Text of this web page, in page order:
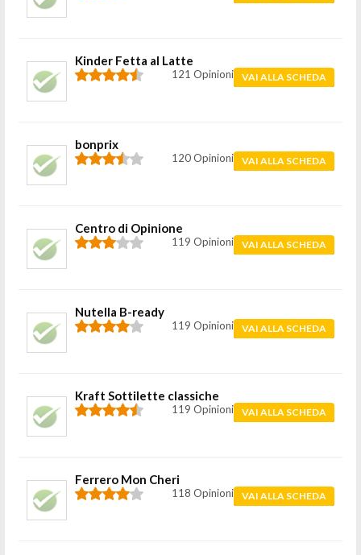
Kinder Fetta al Latte
121 Opinioni VAI ALLA SCHEDA
bonprix
120 Opinioni VAI ALLA SCHEDA
Centro di Opinione
119 Opinioni VAI ALLA SCHEDA
Nutella B-ready
119 Opinioni VAI ALLA SCHEDA
Kraft Sottilette classiche
119 Opinioni VAI ALLA SCHEDA
Ferrero Mon Cheri
118 Opinioni VAI ALLA SCHEDA